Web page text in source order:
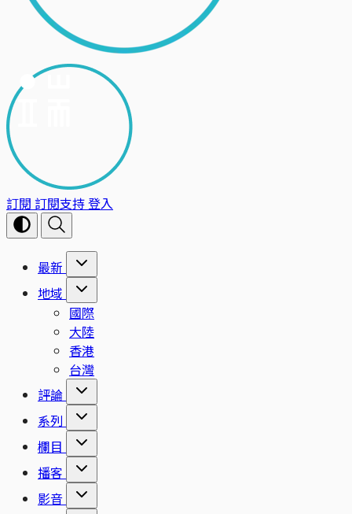
訂閱 訂閱支持登入
最新
地域
國際
大陸
香港
台灣
評論
系列
欄目
播客
影音